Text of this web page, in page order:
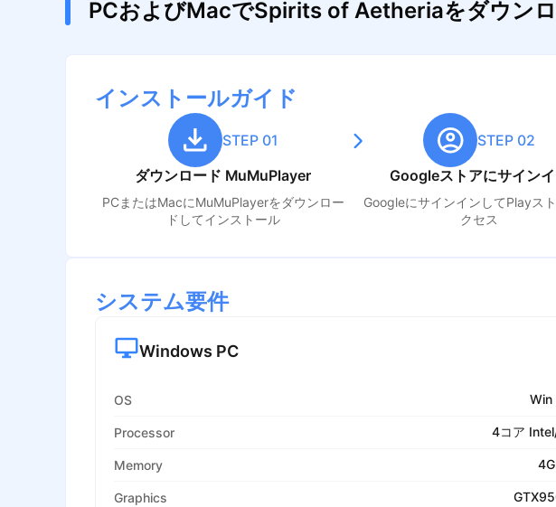
PCおよびMacでSpirits of Aetheriaをダウン
インストールガイド
STEP 01
ダウンロード MuMuPlayer
PCまたはMacにMuMuPlayerをダウンロー
ドしてインストール
STEP 02
Googleストアにサイン
GoogleにサインインしてPlayス
クセス
システム要件
Windows PC
OS Win
Processor 4コア
Memory
Graphics